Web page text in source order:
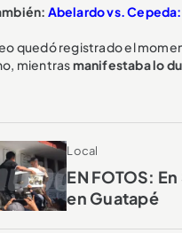
Abelardo vs.
quedó registrado el
mientrasmanifestaba lo
Local
EN FOTOS:
en Guatapé